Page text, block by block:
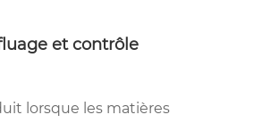
et contrôle
lorsque les matières